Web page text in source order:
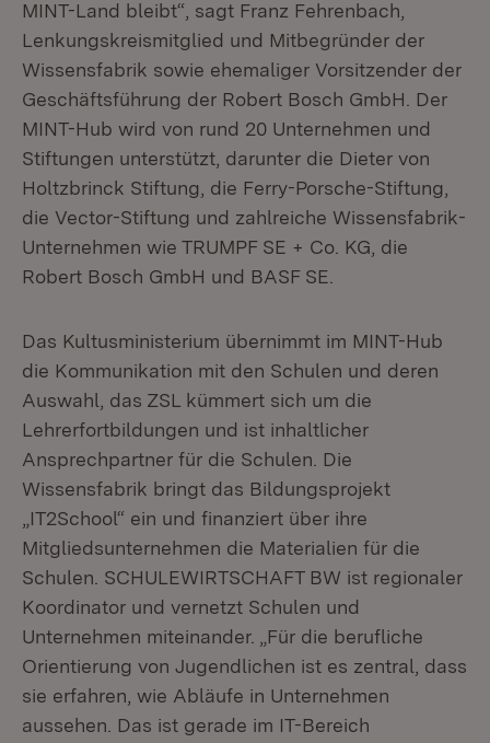
MINT-Land bleibt“, sagt Franz Fehrenbach,
Lenkungskreismitglied und Mitbegründer der
Wissensfabrik sowie ehemaliger Vorsitzender der
Geschäftsführung der Robert Bosch GmbH. Der
MINT-Hub wird von rund 20 Unternehmen und
Stiftungen unterstützt, darunter die Dieter von
Holtzbrinck Stiftung, die Ferry-Porsche-Stiftung,
die Vector-Stiftung und zahlreiche Wissensfabrik-
Unternehmen wie TRUMPF SE + Co. KG, die
Robert Bosch GmbH und BASF SE.
Das Kultusministerium übernimmt im MINT-Hub
die Kommunikation mit den Schulen und deren
Auswahl, das ZSL kümmert sich um die
Lehrerfortbildungen und ist inhaltlicher
Ansprechpartner für die Schulen. Die
Wissensfabrik bringt das Bildungsprojekt
„IT2School“ ein und finanziert über ihre
Mitgliedsunternehmen die Materialien für die
Schulen. SCHULEWIRTSCHAFT BW ist regionaler
Koordinator und vernetzt Schulen und
Unternehmen miteinander. „Für die berufliche
Orientierung von Jugendlichen ist es zentral, dass
sie erfahren, wie Abläufe in Unternehmen
aussehen. Das ist gerade im IT-Bereich